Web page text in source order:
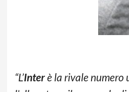
“L’Interè la rivale numero